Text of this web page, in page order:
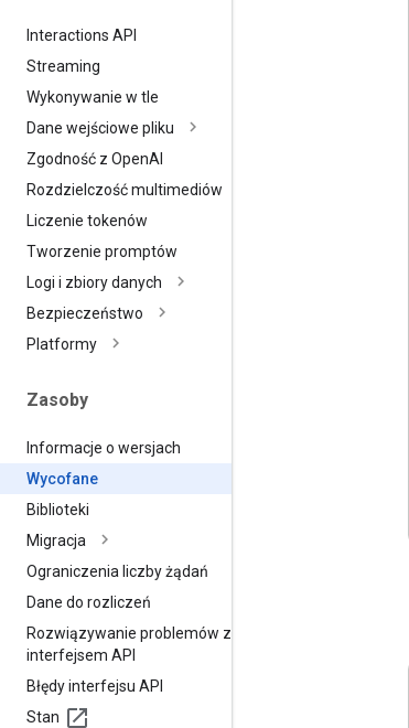
Interactions API
Streaming
Wykonywanie w tle
Dane wejściowe pliku
Zgodność z OpenAI
Rozdzielczość multimediów
Liczenie tokenów
Tworzenie promptów
Logi i zbiory danych
Bezpieczeństwo
Platformy
Zasoby
Informacje o wersjach
Wycofane
Biblioteki
Migracja
Ograniczenia liczby żądań
Dane do rozliczeń
Rozwiązywanie problemów z
interfejsem API
Błędy interfejsu API
Stan